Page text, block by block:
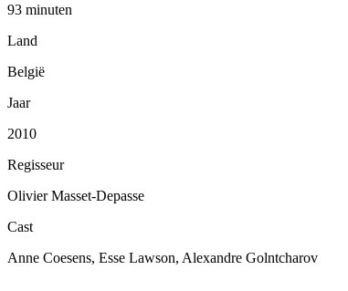
93 minuten
Land
België
Jaar
2010
Regisseur
Olivier Masset-Depasse
Cast
Anne Coesens, Esse Lawson, Alexandre Golntcharov